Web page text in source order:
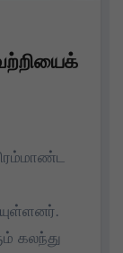
கலந்து